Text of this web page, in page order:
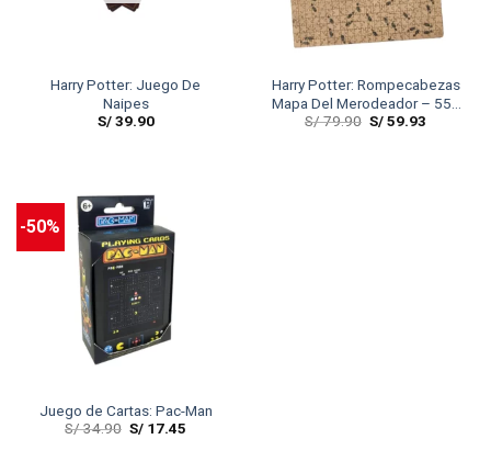
Harry Potter: Juego De
Naipes
S/39.90
Harry Potter: Rompecabezas
Mapa Del Merodeador – 550
PCS
S/79.90 S/59.93
-50%
Juego de Cartas: Pac-Man
S/34.90 S/ 17.45